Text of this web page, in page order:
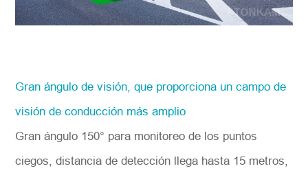
Gran ángulo de visión, que proporciona un campo de
visión de conducción más amplio
Gran ángulo 150° para monitoreo de los puntos
ciegos, distancia de detección llega hasta 15 metros,